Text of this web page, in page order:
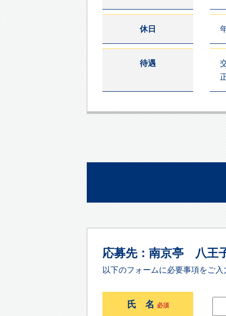
休日
待遇
応募先：南京亭 八王
以下のフォームに必要事項をご
氏 名 必須